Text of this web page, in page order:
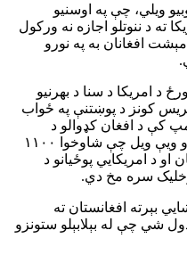
ویلي، چې په اوسنیو
ته د ننوتلو اجازه نه ورکول
افغانان به په نورو
د امریکا د سنا د بهرنیو
کونز د پوښتنې په ځواب
کې د افغان کډوالو د
برخلیک په اړه اندېښنه څرګنده کړه او ویې ویل چې شاوخوا ۱۱۰۰
۴۰۰ ماشومان او د امریکايي پوځیانو د
بېرته افغانستان ته
شي چې له بېلابېلو ستونزو